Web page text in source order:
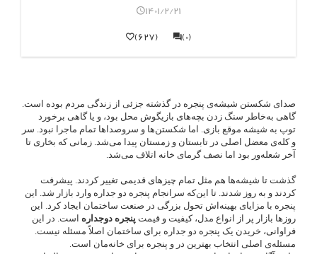
1401/2/21
(627)
(0)
صدای شکستن شیشه‌ی پنجره در گذشته جزئی از زندگی مردم بوده است.
گاهی به‌خاطر سنگ زدن بچه‌های بازیگوش محل بود، و یا گاهی برخورد
توپ به شیشه موقع بازی. اما شکستن‌ها و سروصداها تمام ماجرا نبود. سر
و کله‌ی معضل اصلی در تابستان و زمستان پیدا می‌شد. زمانی که بخاری تا
آخر شعله‌ور بود اما نصف گرمای خانه اتلاف می‌شد.
گذشت تا شیشه‌ها هم مثل تمام چیزهای قدیمی تغییر کردند. پیشرفت
کردند و به روز شدند. تا این‌که سرانجام پنجره دو جداره وارد بازار شد. این
پنجره با مزایای بهینه‌اش تحول بزرگی در صنعت ساختمان ایجاد کرد. این
روزها بازار پر از انواع مدل، کیفیت و قیمت پنجره دوجداره است. در این
فراوانی، خریدن یک پنجره دو جداره برای ساختمان اصلاً مسئله نیست.
مسئله‌ی اصلی انتخاب بهترین در و پنجره برای خانه‌مان است.